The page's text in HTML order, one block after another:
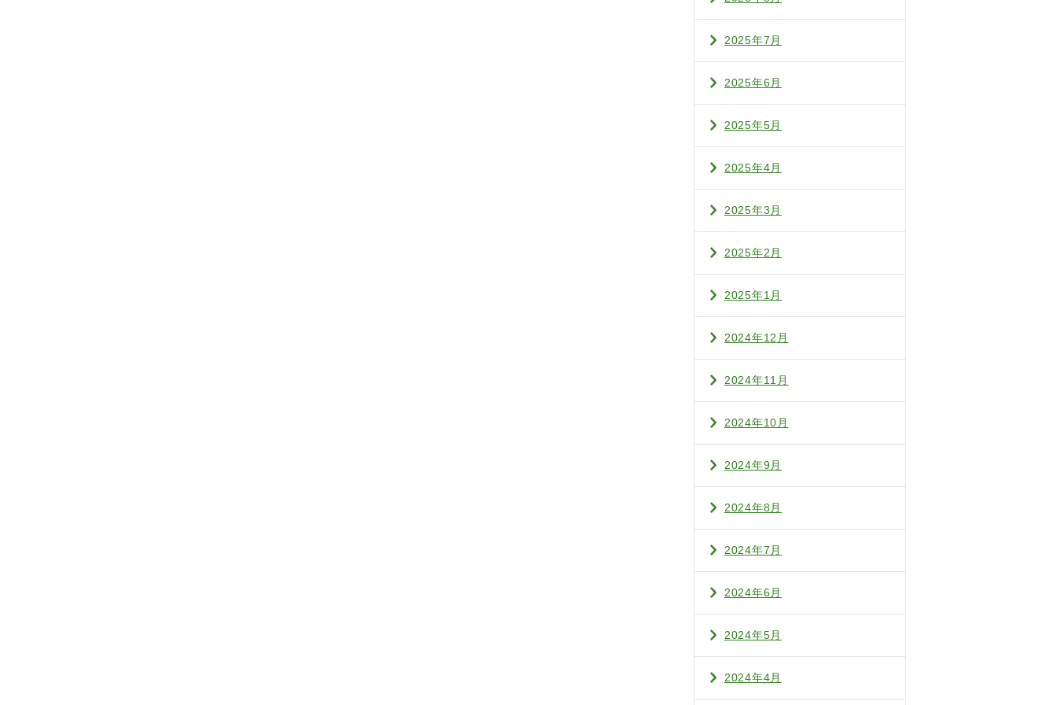
2025年7月
2025年6月
2025年5月
2025年4月
2025年3月
2025年2月
2025年1月
2024年12月
2024年11月
2024年10月
2024年9月
2024年8月
2024年7月
2024年6月
2024年5月
2024年4月